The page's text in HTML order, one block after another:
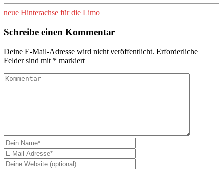
neue Hinterachse für die Limo
Schreibe einen Kommentar
Deine E-Mail-Adresse wird nicht veröffentlicht. Erforderliche
Felder sind mit * markiert